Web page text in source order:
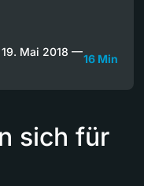
Mai 2018 —
16 Min
sich für